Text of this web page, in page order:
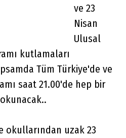
ve 23
Nisan
Ulusal
kutlamaları
Tüm Türkiye'de ve
saat 21.00'de hep bir
okullarından uzak 23